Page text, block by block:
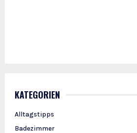
KATEGORIEN
Alltagstipps
Badezimmer